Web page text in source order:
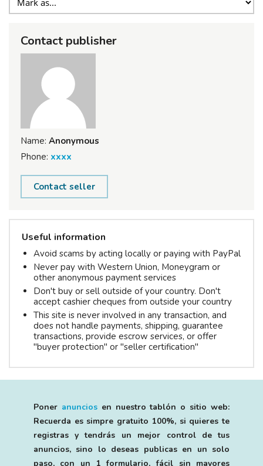
Contact publisher
Name: Anonymous
Phone: xxxx
Contact seller
Useful information
Avoid scams by acting locally or paying with PayPal
Never pay with Western Union, Moneygram or
other anonymous payment services
Don't buy or sell outside of your country. Don't
accept cashier cheques from outside your country
This site is never involved in any transaction, and
does not handle payments, shipping, guarantee
transactions, provide escrow services, or offer
"buyer protection" or "seller certification"
Poner anunciosen nuestro tablón o sitio web:
Recuerda es simpre gratuito 100%, si quieres te
registras y tendrás un mejor control de tus
anuncios, sino lo deseas publicas en un solo
paso, con un 1 formulario, fácil sin mayores